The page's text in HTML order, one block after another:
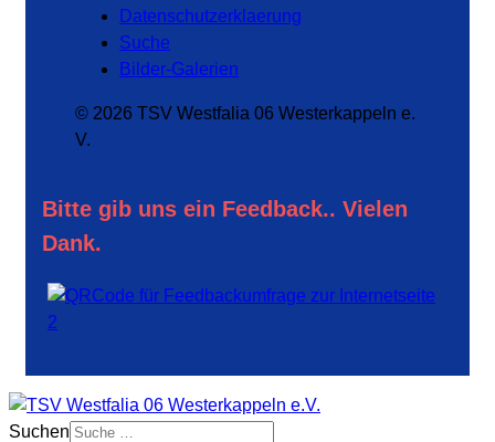
Datenschutzerklaerung
Suche
Bilder-Galerien
© 2026 TSV Westfalia 06 Westerkappeln e.
V.
Bitte gib uns ein Feedback.. Vielen
Dank.
Suchen